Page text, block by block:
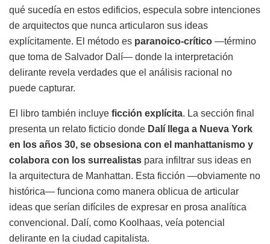
qué sucedía en estos edificios, especula sobre intenciones
de arquitectos que nunca articularon sus ideas
explícitamente. El método es paranoico-crítico —término
que toma de Salvador Dalí— donde la interpretación
delirante revela verdades que el análisis racional no
puede capturar.
El libro también incluye ficción explícita. La sección final
presenta un relato ficticio donde Dalí llega a Nueva York
en los años 30, se obsesiona con el manhattanismo y
colabora con los surrealistas para infiltrar sus ideas en
la arquitectura de Manhattan. Esta ficción —obviamente no
histórica— funciona como manera oblicua de articular
ideas que serían difíciles de expresar en prosa analítica
convencional. Dalí, como Koolhaas, veía potencial
delirante en la ciudad capitalista.